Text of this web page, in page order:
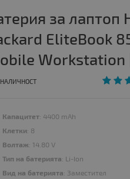
за лаптоп
EliteBook
Workstation
НАЛИЧНОСТ
Капацитет: 4400 mAh
Клетки: 8
Волтаж: 14.80 V
Тип на батерията: Li-Ion
Вид на батерията: Заместител